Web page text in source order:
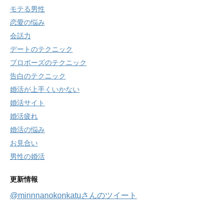
モテる男性
恋愛の悩み
会話力
デートのテクニック
プロポーズのテクニック
告白のテクニック
婚活が上手くいかない
婚活サイト
婚活疲れ
婚活の悩み
お見合い
男性の婚活
更新情報
@minnnanokonkatuさんのツイート